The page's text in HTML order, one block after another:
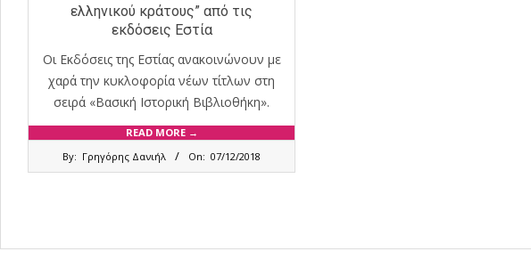
ελληνικού κράτους” από τις
εκδόσεις Εστία
Οι Εκδόσεις της Εστίας ανακοινώνουν με
χαρά την κυκλοφορία νέων τίτλων στη
σειρά «Βασική Ιστορική Βιβλιοθήκη».
READ MORE →
By: Γρηγόρης Δανιήλ On: 07/12/2018